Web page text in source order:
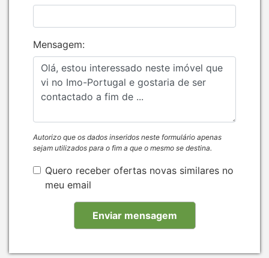
Mensagem:
Autorizo que os dados inseridos neste formulário apenas
sejam utilizados para o fim a que o mesmo se destina.
Quero receber ofertas novas similares no
meu email